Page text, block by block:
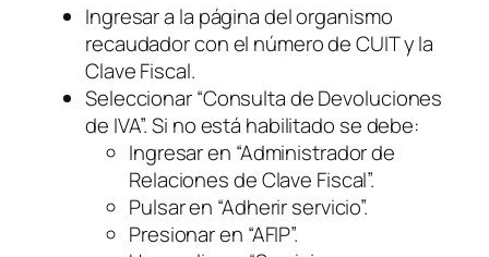
Ingresar a la página del organismo
recaudador con el número de CUIT y la
Clave Fiscal.
Seleccionar “Consulta de Devoluciones
de IVA”. Si no está habilitado se debe:
Ingresar en “Administrador de
Relaciones de Clave Fiscal”.
Pulsar en “Adherir servicio”.
Presionar en “AFIP”.